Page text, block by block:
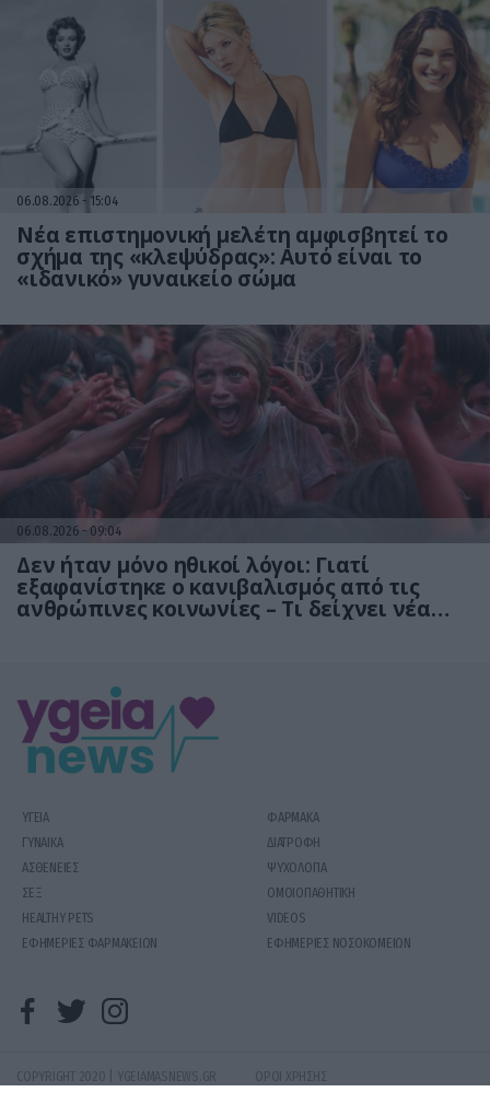
06.08.2026 15:04
Νέα επιστημονική μελέτη αμφισβητεί το
σχήμα της «κλεψύδρας»: Αυτό είναι το
«ιδανικό» γυναικείο σώμα
06.08.2026 09:04
Δεν ήταν μόνο ηθικοί λόγοι: Γιατί
εξαφανίστηκε ο κανιβαλισμός από τις
ανθρώπινες κοινωνίες – Τι δείχνει νέα
ΥΓΕΙΑ
ΦΑΡΜΑΚΑ
ΓΥΝΑΙΚΑ
ΔΙΑΤΡΟΦΗ
ΑΣΘΕΝΕΙΕΣ
ΨΥΧΟΛΟΓΙΑ
ΣΕΞ
ΟΜΟΙΟΠΑΘΗΤΙΚΗ
HEALTHY PETS
VIDEOS
ΕΦΗΜΕΡΙΕΣ ΦΑΡΜΑΚΕΙΩΝ
ΕΦΗΜΕΡΙΕΣ ΝΟΣΟΚΟΜΕΙΩΝ
COPYRIGHT 2020 | YGEIAMASNEWS.GR
ΟΡΟΙ ΧΡΗΣΗΣ